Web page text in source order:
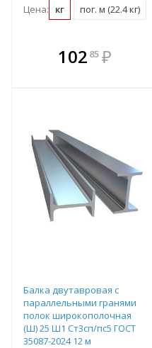
Цена: кг пог. м (22.4 кг)
102 85 ₽
В комплекте
всегда выгоднее!
Балка двутавровая с
параллельными гранями
полок широкополочная
(Ш) 25 Ш1 Ст3сп/пс5 ГОСТ
35087-2024 12 м